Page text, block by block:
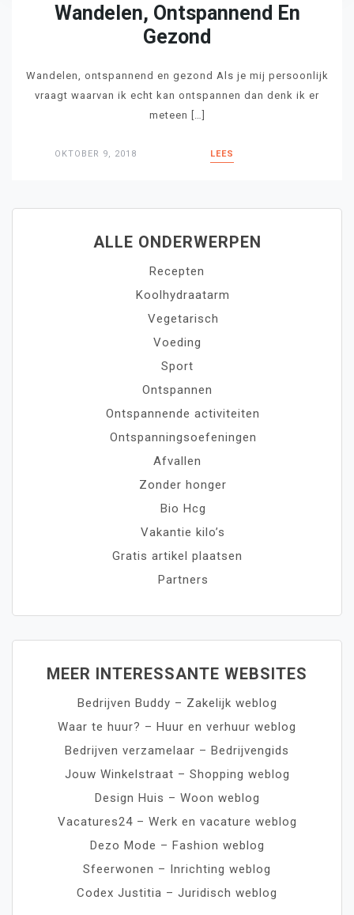
Wandelen, Ontspannend En
Gezond
Wandelen, ontspannend en gezond Als je mij persoonlijk
vraagt waarvan ik echt kan ontspannen dan denk ik er
meteen […]
OKTOBER 9, 2018 LEES
ALLE ONDERWERPEN
Recepten
Koolhydraatarm
Vegetarisch
Voeding
Sport
Ontspannen
Ontspannende activiteiten
Ontspanningsoefeningen
Afvallen
Zonder honger
Bio Hcg
Vakantie kilo’s
Gratis artikel plaatsen
Partners
MEER INTERESSANTE WEBSITES
Bedrijven Buddy – Zakelijk weblog
Waar te huur? – Huur en verhuur weblog
Bedrijven verzamelaar – Bedrijvengids
Jouw Winkelstraat – Shopping weblog
Design Huis – Woon weblog
Vacatures24 – Werk en vacature weblog
Dezo Mode – Fashion weblog
Sfeerwonen – Inrichting weblog
Codex Justitia – Juridisch weblog